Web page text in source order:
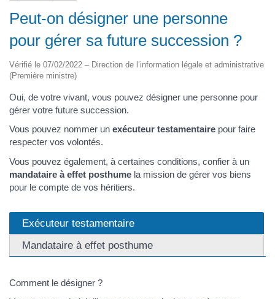
Peut-on désigner une personne
pour gérer sa future succession ?
Vérifié le 07/02/2022 – Direction de l’information légale et administrative
(Première ministre)
Oui, de votre vivant, vous pouvez désigner une personne pour
gérer votre future succession.
Vous pouvez nommer un exécuteur testamentaire pour faire
respecter vos volontés.
Vous pouvez également, à certaines conditions, confier à un
mandataire à effet posthume la mission de gérer vos biens
pour le compte de vos héritiers.
Exécuteur testamentaire
Mandataire à effet posthume
Comment le désigner ?